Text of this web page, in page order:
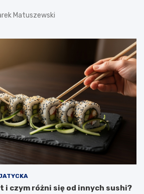
Matuszewski
i czym różni się od innych sushi?